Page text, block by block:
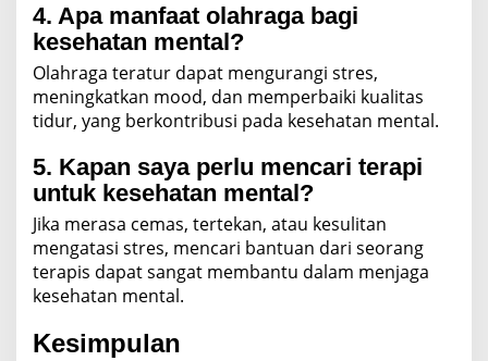
4. Apa manfaat olahraga bagi
kesehatan mental?
Olahraga teratur dapat mengurangi stres,
meningkatkan mood, dan memperbaiki kualitas
tidur, yang berkontribusi pada kesehatan mental.
5. Kapan saya perlu mencari terapi
untuk kesehatan mental?
Jika merasa cemas, tertekan, atau kesulitan
mengatasi stres, mencari bantuan dari seorang
terapis dapat sangat membantu dalam menjaga
kesehatan mental.
Kesimpulan